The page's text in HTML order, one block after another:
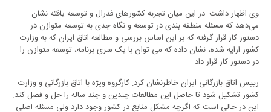
وی اظهار داشت: در این میان تجربه کشورهای فدرال و توسعه یافته نشان
می‌دهد که مسئله منطقه بندی در توسعه و نگاه جدی به توسعه متوازن در
دستور کار قرار گرفته که بر این اساس بررسی و مطالعه اتاق ایران که به وزارت
کشور ارایه شده، نشان داده که می توان با یک سری برنامه، توسعه متوازن را
در دستور کار قرار داد.
رییس اتاق بازرگانی ایران خاطرنشان کرد: کارگروه ویژه با اتاق بازرگانی و وزارت
کشور تشکیل شود تا حاصل این مطالعات چندین و چند ساله را حل و فصل کند.
این در حالی است که اگرچه مشکل منابع در کشور وجود دارد ولی مسئله اصلی